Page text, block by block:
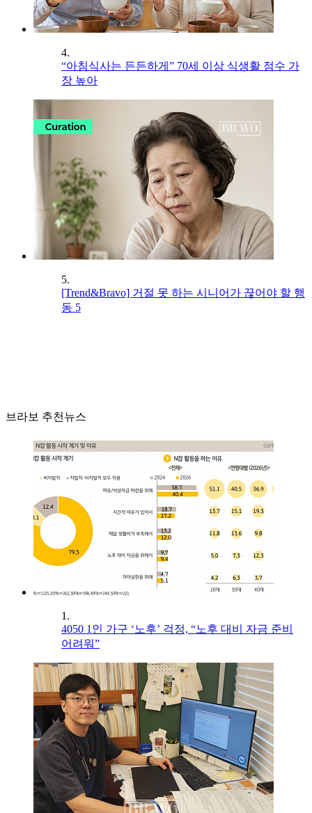
4.
“아침식사는 든든하게” 70세 이상 식생활 점수 가
장 높아
5.
[Trend&Bravo] 거절 못 하는 시니어가 끊어야 할 행
동 5
브라보 추천뉴스
1.
4050 1인 가구 ‘노후’ 걱정, “노후 대비 자금 준비
어려워”